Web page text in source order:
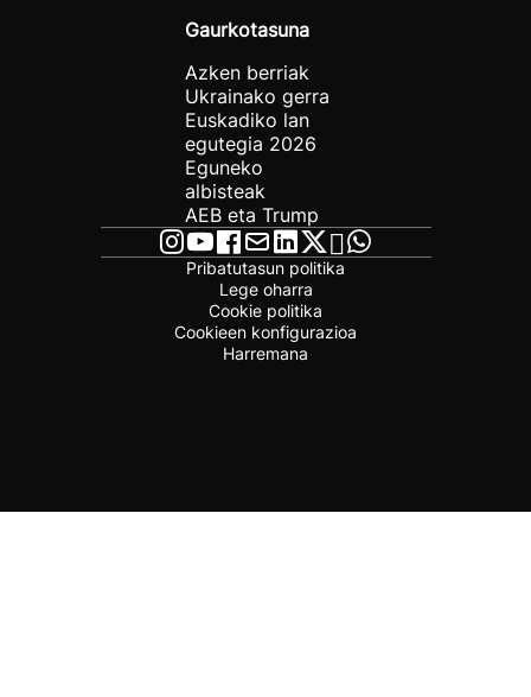
Gaurkotasuna
Azken berriak
Ukrainako gerra
Euskadiko lan
egutegia 2026
Eguneko
albisteak
AEB eta Trump
Pribatutasun politika
Lege oharra
Cookie politika
Cookieen konfigurazioa
Harremana